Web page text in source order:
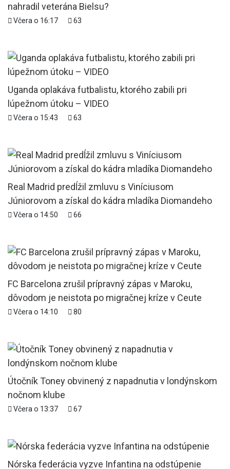
nahradil veterána Bielsu?
Včera o 16:17 63
Uganda oplakáva futbalistu, ktorého zabili pri
lúpežnom útoku – VIDEO
Včera o 15:43 63
Real Madrid predĺžil zmluvu s Viníciusom
Júniorovom a získal do kádra mladíka Diomandeho
Včera o 14:50 66
FC Barcelona zrušil prípravný zápas v Maroku,
dôvodom je neistota po migračnej kríze v Ceute
Včera o 14:10 80
Útočník Toney obvinený z napadnutia v londýnskom
nočnom klube
Včera o 13:37 67
Nórska federácia vyzve Infantina na odstúpenie